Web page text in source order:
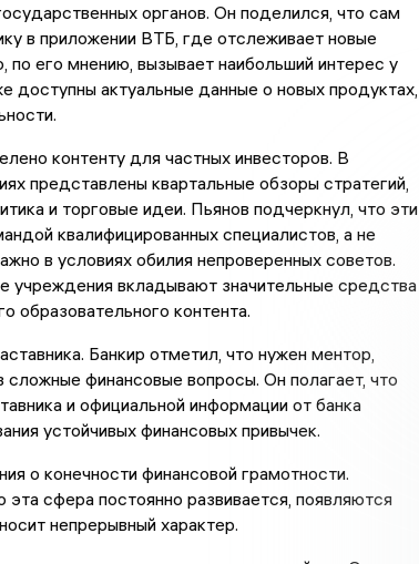
органов. Он поделился, что сам
в приложении ВТБ, где отслеживает новые
по его мнению, вызывает наибольший интерес у
доступны актуальные данные о новых продуктах,
контенту для частных инвесторов. В
представлены квартальные обзоры стратегий,
и торговые идеи. Пьянов подчеркнул, что эти
квалифицированных специалистов, а не
в условиях обилия непроверенных советов.
учреждения вкладывают значительные средства
образовательного контента.
Банкир отметил, что нужен ментор,
сложные финансовые вопросы. Он полагает, что
и официальной информации от банка
устойчивых финансовых привычек.
о конечности финансовой грамотности.
эта сфера постоянно развивается, появляются
непрерывный характер.